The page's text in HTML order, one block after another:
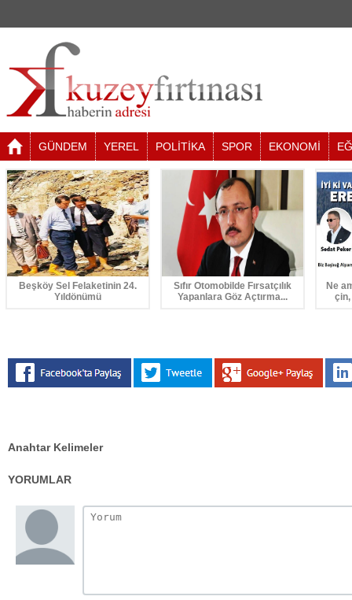
GÜNDEM YEREL POLİTİKA SPOR EKONOMİ
Beşköy Sel Felaketinin 24.
Yıldönümü
Sıfır Otomobilde Fırsatçılık
Yapanlara Göz Açtırma...
Ne
Anahtar Kelimeler
YORUMLAR